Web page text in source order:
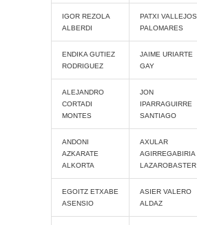
IGOR REZOLA
ALBERDI
PATXI VALLEJOS
PALOMARES
ENDIKA GUTIEZ
RODRIGUEZ
JAIME URIARTE
GAY
ALEJANDRO
CORTADI
MONTES
JON
IPARRAGUIRRE
SANTIAGO
ANDONI
AZKARATE
ALKORTA
AXULAR
AGIRREGABIRIA
LAZAROBASTER
EGOITZ ETXABE
ASENSIO
ASIER VALERO
ALDAZ